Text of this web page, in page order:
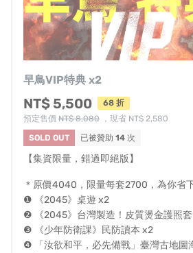
為自己還是國家而戰？
當時，台灣分裂為六個勢力
身份，並發動特殊能力
若你是殲滅最多共軍的玩家，台灣勝
若共軍勝利，則將淪為台獨頑固份子
六大勢力政治光譜不一，但你可以嘗
勢而為。
早鳥VIP特典 x2
NT$ 5,500
68 折
預定售價 NT$ 8,080 ，現省 NT$ 2,580
SOLD OUT
已被贊助 14 次
【集資限量，錯過即絕版】
＊原價4040，限量每套2700，為你省
❶ 《2045》桌遊 x2
❷ 《2045》台灣製造！皮質燙金護照
❸ 《少年防衛課》民防讀本 x2
❹ 「汝欲和平，必先備戰」臺灣古地圖